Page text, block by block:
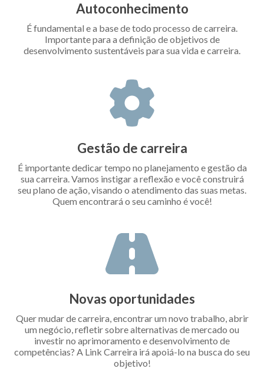
Autoconhecimento
É fundamental e a base de todo processo de carreira.
Importante para a definição de objetivos de
desenvolvimento sustentáveis para sua vida e carreira.
Gestão de carreira
É importante dedicar tempo no planejamento e gestão da
sua carreira. Vamos instigar a reflexão e você construirá
seu plano de ação, visando o atendimento das suas metas.
Quem encontrará o seu caminho é você!
Novas oportunidades
Quer mudar de carreira, encontrar um novo trabalho, abrir
um negócio, refletir sobre alternativas de mercado ou
investir no aprimoramento e desenvolvimento de
competências? A Link Carreira irá apoiá-lo na busca do seu
objetivo!